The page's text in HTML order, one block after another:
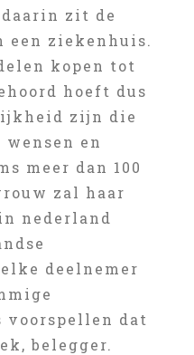
zit de
een ziekenhuis.
kopen tot
hoeft dus
zijn die
en
meer dan 100
zal haar
nederland
deelnemer
voorspellen dat
belegger.